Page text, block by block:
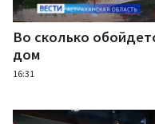
Во сколько
дом
16:31